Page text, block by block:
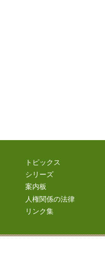
トピックス
シリーズ
案内板
人権関係の法律
リンク集